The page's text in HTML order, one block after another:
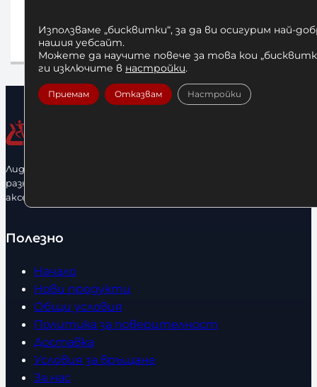
Добавяне в количката
Лидерфитнес е водещ вносител и представител на голямо
разнообразие от бойна екипировка, фитнес уреди и
аксесоари.
Полезно
Начало
Нови продукти
Общи условия
Политика за поверителност
Доставка
Условия за връщане
За нас
Използваме „бисквитки“, за да ви осигурим най-
нашия уебсайт.
Можете да научите повече за това кои
ги изключите в настройки.
Приемам Отказвам Настройки